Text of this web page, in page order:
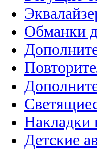
Обманки
Накладки
Детские